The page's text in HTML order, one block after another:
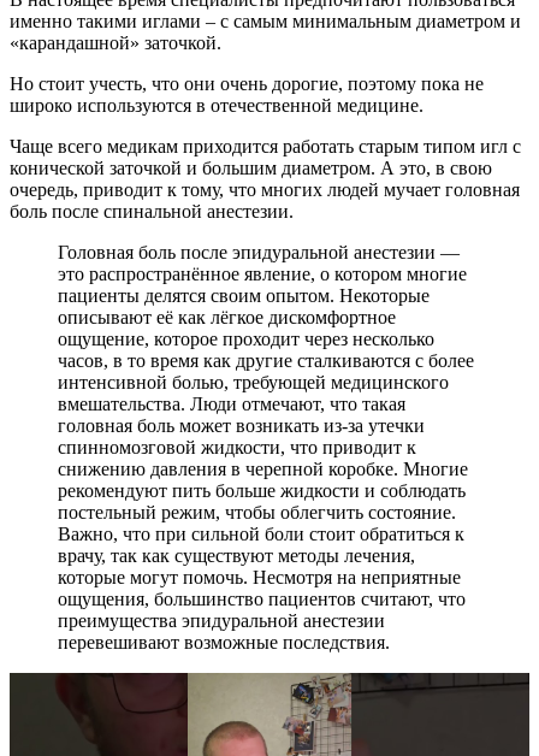
именно такими иглами – с самым минимальным диаметром и
«карандашной» заточкой.
Но стоит учесть, что они очень дорогие, поэтому пока не
широко используются в отечественной медицине.
Чаще всего медикам приходится работать старым типом игл с
конической заточкой и большим диаметром. А это, в свою
очередь, приводит к тому, что многих людей мучает головная
боль после спинальной анестезии.
Головная боль после эпидуральной анестезии —
это распространённое явление, о котором многие
пациенты делятся своим опытом. Некоторые
описывают её как лёгкое дискомфортное
ощущение, которое проходит через несколько
часов, в то время как другие сталкиваются с более
интенсивной болью, требующей медицинского
вмешательства. Люди отмечают, что такая
головная боль может возникать из-за утечки
спинномозговой жидкости, что приводит к
снижению давления в черепной коробке. Многие
рекомендуют пить больше жидкости и соблюдать
постельный режим, чтобы облегчить состояние.
Важно, что при сильной боли стоит обратиться к
врачу, так как существуют методы лечения,
которые могут помочь. Несмотря на неприятные
ощущения, большинство пациентов считают, что
преимущества эпидуральной анестезии
перевешивают возможные последствия.